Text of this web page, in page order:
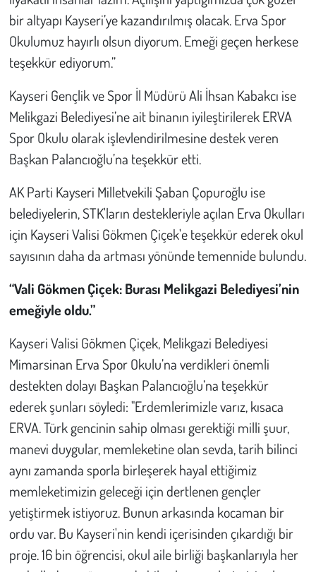
bir altyapı Kayseri’ye kazandırılmış olacak. Erva Spor
Okulumuz hayırlı olsun diyorum. Emeği geçen herkese
teşekkür ediyorum.”
Kayseri Gençlik ve Spor İl Müdürü Ali İhsan Kabakcı ise
Melikgazi Belediyesi’ne ait binanın iyileştirilerek ERVA
Spor Okulu olarak işlevlendirilmesine destek veren
Başkan Palancıoğlu’na teşekkür etti.
AK Parti Kayseri Milletvekili Şaban Çopuroğlu ise
belediyelerin, STK'ların destekleriyle açılan Erva Okulları
için Kayseri Valisi Gökmen Çiçek'e teşekkür ederek okul
sayısının daha da artması yönünde temennide bulundu.
“Vali Gökmen Çiçek: Burası Melikgazi Belediyesi’nin
emeğiyle oldu.”
Kayseri Valisi Gökmen Çiçek, Melikgazi Belediyesi
Mimarsinan Erva Spor Okulu’na verdikleri önemli
destekten dolayı Başkan Palancıoğlu’na teşekkür
ederek şunları söyledi: "Erdemlerimizle varız, kısaca
ERVA. Türk gencinin sahip olması gerektiği milli şuur,
manevi duygular, memleketine olan sevda, tarih bilinci
aynı zamanda sporla birleşerek hayal ettiğimiz
memleketimizin geleceği için dertlenen gençler
yetiştirmek istiyoruz. Bunun arkasında kocaman bir
ordu var. Bu Kayseri'nin kendi içerisinden çıkardığı bir
proje. 16 bin öğrencisi, okul aile birliği başkanlarıyla her